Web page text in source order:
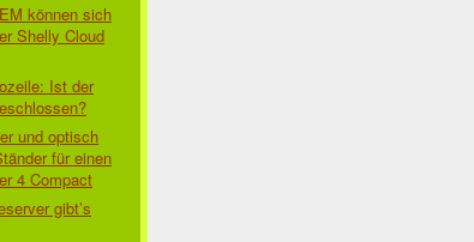
können sich
Shelly Cloud
Ist der
und optisch
für einen
4 Compact
gibt’s